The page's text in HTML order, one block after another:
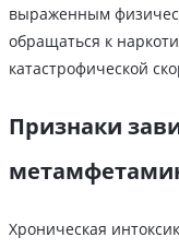
выраженным
обращаться к
катастрофической
Признаки
Хроническая